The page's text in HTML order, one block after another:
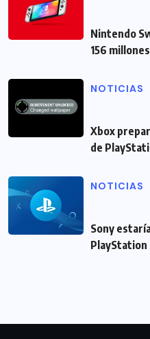
Nintendo
156 millones
NOTICIAS
Xbox
de
NOTICIAS
Sony
PlayStation